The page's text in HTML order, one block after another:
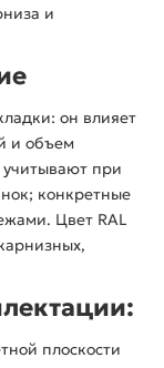
и
он влияет
и объем
при
конкретные
Цвет RAL
плоскости